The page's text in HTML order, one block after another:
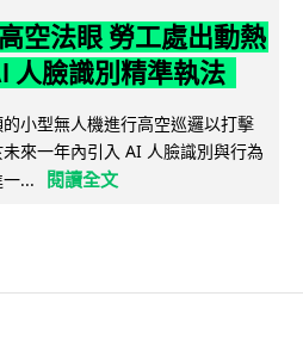
空法眼 勞工處出動熱
人臉識別精準執法
小型無人機進行高空巡邏以打擊
來一年內引入 AI 人臉識別與行為
...
閱讀全文